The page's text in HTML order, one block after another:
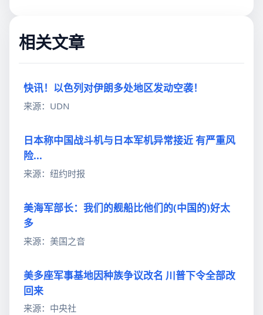
相关文章
快讯！以色列对伊朗多处地区发动空袭！
来源：UDN
日本称中国战斗机与日本军机异常接近 有严重风
险...
来源：纽约时报
美海军部长：我们的舰船比他们的(中国的)好太
多
来源：美国之音
美多座军事基地因种族争议改名 川普下令全部改
回来
来源：中央社